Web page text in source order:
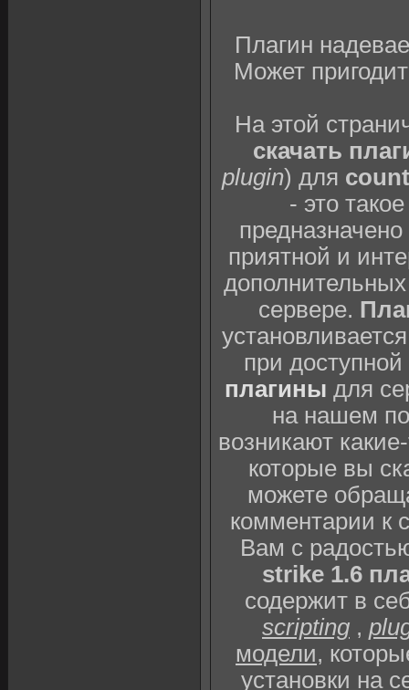
Плагин
Может
На этой
скачать
plugin) для
- это
приятной и
сервере.
при
плагины для
на нашем
возникают
которые вы
можете
комментарии к
Вам с
strike 1.6
содержит в
scripting ,
модели,
установки на